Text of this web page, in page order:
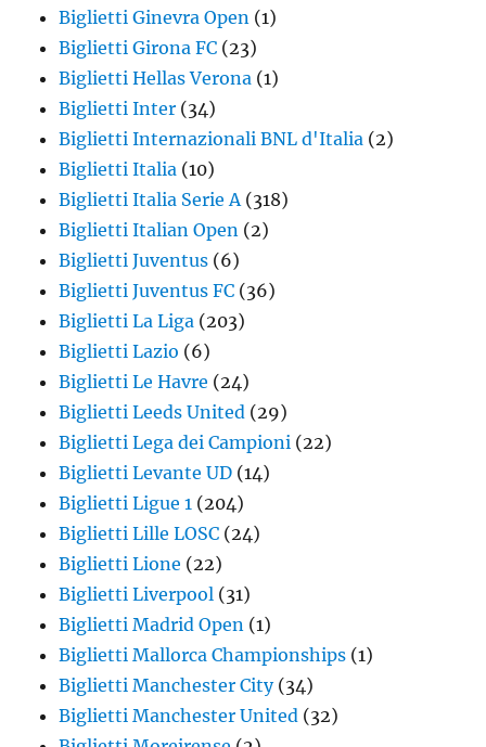
Biglietti Ginevra Open (1)
Biglietti Girona FC (23)
Biglietti Hellas Verona (1)
Biglietti Inter (34)
Biglietti Internazionali BNL d'Italia (2)
Biglietti Italia (10)
Biglietti Italia Serie A (318)
Biglietti Italian Open (2)
Biglietti Juventus (6)
Biglietti Juventus FC (36)
Biglietti La Liga (203)
Biglietti Lazio (6)
Biglietti Le Havre (24)
Biglietti Leeds United (29)
Biglietti Lega dei Campioni (22)
Biglietti Levante UD (14)
Biglietti Ligue 1 (204)
Biglietti Lille LOSC (24)
Biglietti Lione (22)
Biglietti Liverpool (31)
Biglietti Madrid Open (1)
Biglietti Mallorca Championships (1)
Biglietti Manchester City(34)
Biglietti Manchester United (32)